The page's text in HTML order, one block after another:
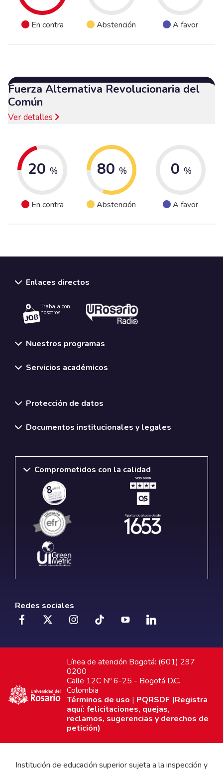
En contra Abstención A favor
Fuerza Alternativa Revolucionaria del
Común
Ver detalles
20 %
En contra
80 %
Abstención
0 %
A favor
Enlaces directos
Trabaja con
nosotros.
Nuestros programas
Servicios académicos
Protección de datos
Documentos institucionales y legales
Comprometidos con la calidad
Redes sociales
Línea de atención Bogotá: (601) 297
0200
Calle 12C Nº 6-25 - Bogotá D.C.
Colombia
Términos de uso | PQRSDF (Registra
aquí: felicitaciones, quejas,
reclamos, sugerencias y derechos de
petición)
Institución de educación superior sujeta a la inspección y